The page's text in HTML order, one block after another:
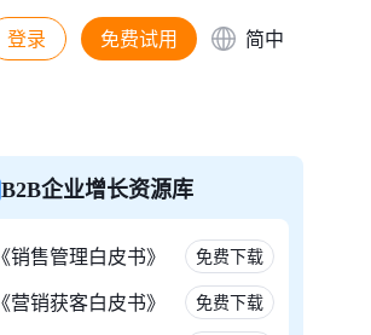
登录 免费试用 简中
B2B企业增长资源库
《销售管理白皮书》 免费下载
《营销获客白皮书》 免费下载